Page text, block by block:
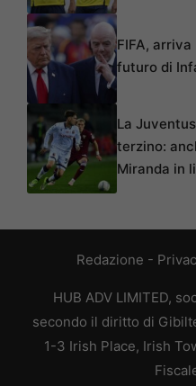
FIFA, arriva
futuro di
La
terzino:
Miranda in
Redazione -
HUB ADV LIMITED,
secondo il diritto di
1-3 Irish Place, Irish